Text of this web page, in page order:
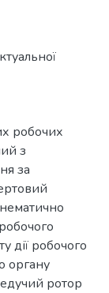
робочих
з
за
дії робочого
органу
ротор